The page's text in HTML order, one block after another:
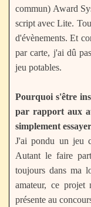
commun) Award Systemes originaux : On ne peut pas faire du
script avec Lite.
d'évènements. Et
par carte, j'ai dû
jeu potables.
Pourquoi s'être
par rapport aux
simplement
J'ai pondu un jeu
Autant le faire
toujours dans ma
amateur, ce projet
présente au